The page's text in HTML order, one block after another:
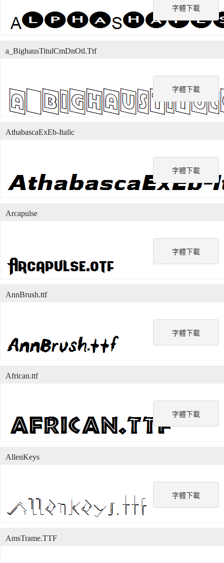
字體下載
字體下載
a_BighausTitulCmDnOtl.Ttf
字體下載
AthabascaExEb-Italic
字體下載
Arcapulse
字體下載
AnnBrush.ttf
字體下載
African.ttf
字體下載
AllenKeys
AmsTrame.TTF